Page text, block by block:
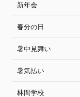
新年会
春分の日
暑中見舞い
暑気払い
林間学校